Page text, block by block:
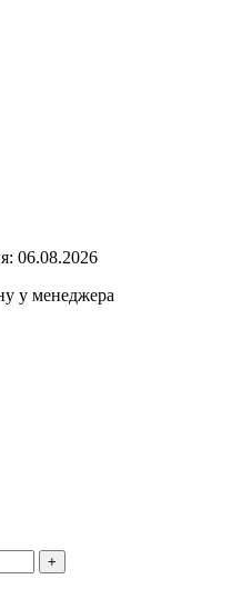
06.08.2026
у менеджера
+